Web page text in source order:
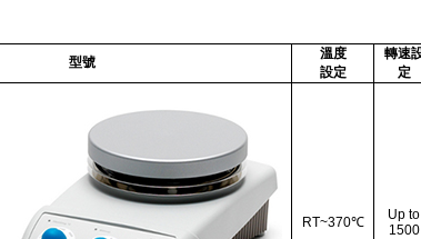
型號
溫度
設定
轉速
定
RT~370℃
Up to
1500